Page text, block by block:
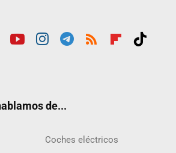
de...
Coches eléctricos